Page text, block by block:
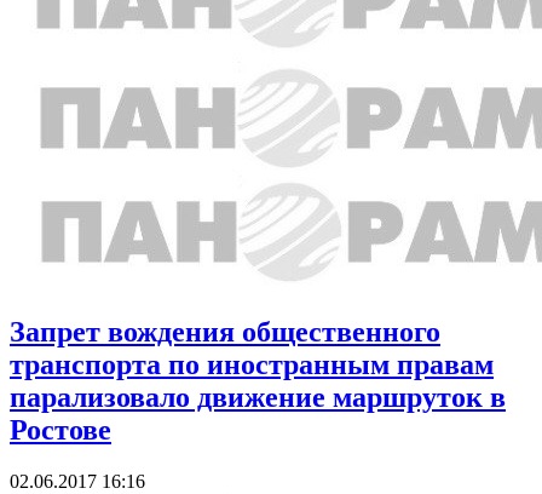
Запрет вождения общественного
транспорта по иностранным правам
парализовало движение маршруток в
Ростове
02.06.2017 16:16